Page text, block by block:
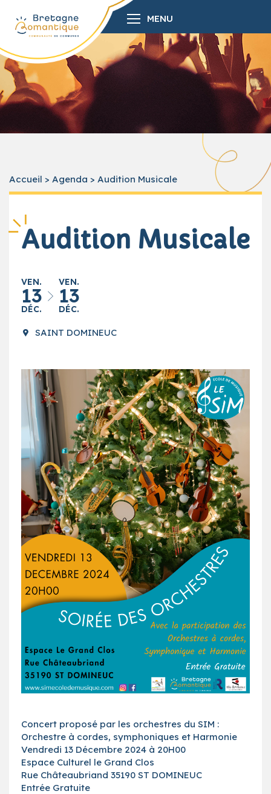
MENU
Accueil > Agenda > Audition Musicale
Audition Musicale
VEN.
13
DÉC.
VEN.
13
DÉC.
SAINT DOMINEUC
Concert proposé par les orchestres du SIM :
Orchestre à cordes, symphoniques et Harmonie
Vendredi 13 Décembre 2024 à 20H00
Espace Culturel le Grand Clos
Rue Châteaubriand 35190 ST DOMINEUC
Entrée Gratuite